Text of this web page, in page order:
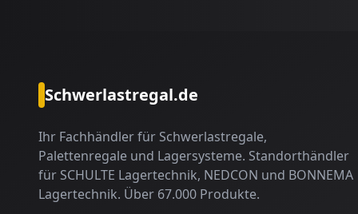
Schwerlastregal.de
Ihr Fachhändler für Schwerlastregale,
Palettenregale und Lagersysteme. Standorthändler
für SCHULTE Lagertechnik, NEDCON und BONNEMA
Lagertechnik. Über 67.000 Produkte.